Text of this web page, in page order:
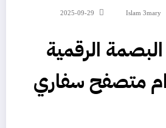
Islam 3mary
2025-09-29
الرقمية
متصفح سفاري